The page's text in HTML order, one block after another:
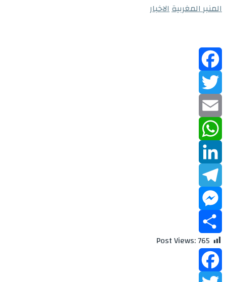
المنبر المغربيةالاخبار
Facebook
Twitter
Email
WhatsApp
LinkedIn
Telegram
Messenger
Share
Post Views:765